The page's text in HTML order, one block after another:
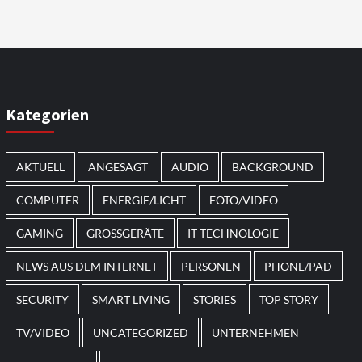
Kategorien
AKTUELL ANGESAGT AUDIO BACKGROUND
COMPUTER ENERGIE/LICHT FOTO/VIDEO
GAMING GROSSGERÄTE IT TECHNOLOGIE
NEWS AUS DEM INTERNET PERSONEN PHONE/PAD
SECURITY SMART LIVING STORIES TOP STORY
TV/VIDEO UNCATEGORIZED UNTERNEHMEN